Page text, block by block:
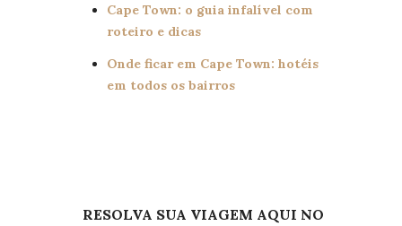
Cape Town: o guia infalível com
roteiro e dicas
Onde ficar em Cape Town: hotéis
em todos os bairros
RESOLVA SUA VIAGEM AQUI NO